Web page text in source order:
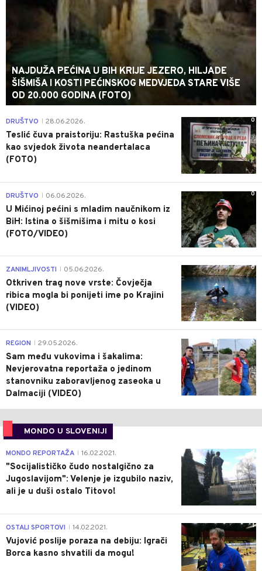
NAJDUŽA PEĆINA U BIH KRIJE JEZERO, HILJADE
ŠIŠMIŠA I KOSTI PEĆINSKOG MEDVJEDA STARE VIŠE
OD 20.000 GODINA (FOTO)
0
DRUŠTVO 28.06.2026.
Teslić čuva praistoriju: Rastuška pećina
kao svjedok života neandertalaca
(FOTO)
0
DRUŠTVO 06.06.2026.
U Mićinoj pećini s mladim naučnikom iz
BiH: Istina o šišmišima i mitu o kosi
(FOTO/VIDEO)
0
ZANIMLJIVOSTI 05.06.2026.
Otkriven trag nove vrste: Čovječja
ribica mogla bi ponijeti ime po Krajini
(VIDEO)
0
REGION 29.05.2026.
Sam među vukovima i šakalima:
Nevjerovatna reportaža o jedinom
stanovniku zaboravljenog zaseoka u
Dalmaciji (VIDEO)
MONDO U SLOVENIJI
4
MONDO REPORTAŽA 16.02.2021.
"Socijalističko čudo nostalgično za
Jugoslavijom": Velenje je izgubilo naziv,
ali je u duši ostalo Titovo!
1
OSTALI SPORTOVI 14.02.2021.
Vujović poslije poraza na debiju: Igrači
Borca kasno shvatili da mogu!